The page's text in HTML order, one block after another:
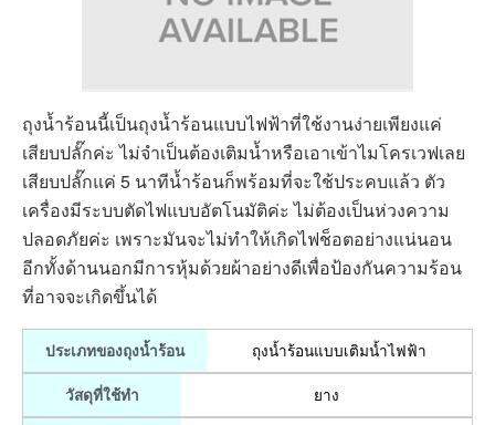
ถุงน้ำร้อนนี้เป็นถุงน้ำร้อนแบบไฟฟ้าที่ใช้งานง่ายเพียงแค่
เสียบปลั๊กค่ะ ไม่จำเป็นต้องเติมน้ำหรือเอาเข้าไมโครเวฟเลย
เสียบปลั๊กแค่ 5 นาทีน้ำร้อนก็พร้อมที่จะใช้ประคบแล้ว ตัว
เครื่องมีระบบตัดไฟแบบอัตโนมัติค่ะ ไม่ต้องเป็นห่วงความ
ปลอดภัยค่ะ เพราะมันจะไม่ทำให้เกิดไฟช็อตอย่างแน่นอน
อีกทั้งด้านนอกมีการหุ้มด้วยผ้าอย่างดีเพื่อป้องกันความร้อน
ที่อาจจะเกิดขึ้นได้
ประเภทของถุงน้ำร้อน ถุงน้ำร้อนแบบเติมน้ำไฟฟ้า
วัสดุที่ใช้ทำ ยาง